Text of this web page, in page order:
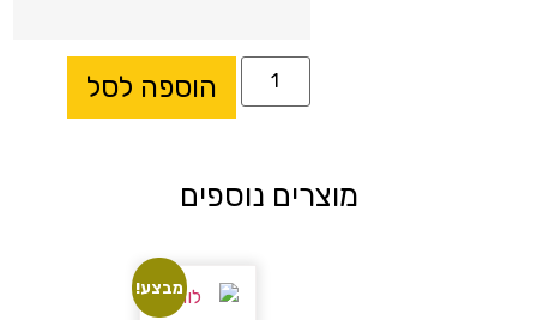
הוספה לסל
מוצרים נוספים
מבצע!